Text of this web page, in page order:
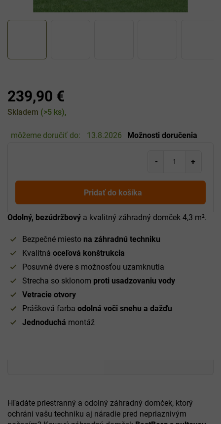
239,90 €
Jednotková
Skladem (>5 ks)
môžeme doručiť do: 13.8.2026 Možnosti doručenia
Pridať do košíka
Odolný, bezúdržbový a kvalitný záhradný domček 4,3 m².
Bezpečné miesto na záhradnú techniku
Kvalitná oceľová konštrukcia
Posuvné dvere s možnosťou uzamknutia
Strecha so sklonom proti usadzovaniu vody
Vetracie otvory
Prášková farba odolná voči snehu a dažďu
Jednoduchá montáž
Hľadáte priestranný a odolný záhradný domček, ktorý
ochráni vašu techniku aj náradie pred nepriaznivým